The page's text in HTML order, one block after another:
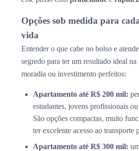
Opções sob medida para
vida
Entender o que cabe no bolso e
segredo para ter um resultado ideal na
moradia ou investimento perfeitos:
Apartamento até R$ 200 mil:
estudantes, jovens profissionais
São opções compactas, muito
ter excelente acesso ao transporte
Apartamento até R$ 300 mil: